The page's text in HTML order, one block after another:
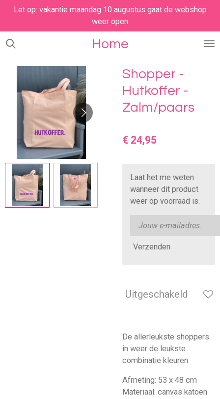
Ga
naar
de
Home
Let op: vakantie maandag 10 augustus gaat de webshop
weer open
Shopper -
Hutkoffer -
Zalm/paars
€ 24,95
Laat het me weten
wanneer dit product
weer op voorraad is.
Verzenden
Uitgeschakeld
De allerleukste shoppers
in weer de leukste
combinatie kleuren
Afmeting: 53 x 48 cm
Materiaal: canvas katoen